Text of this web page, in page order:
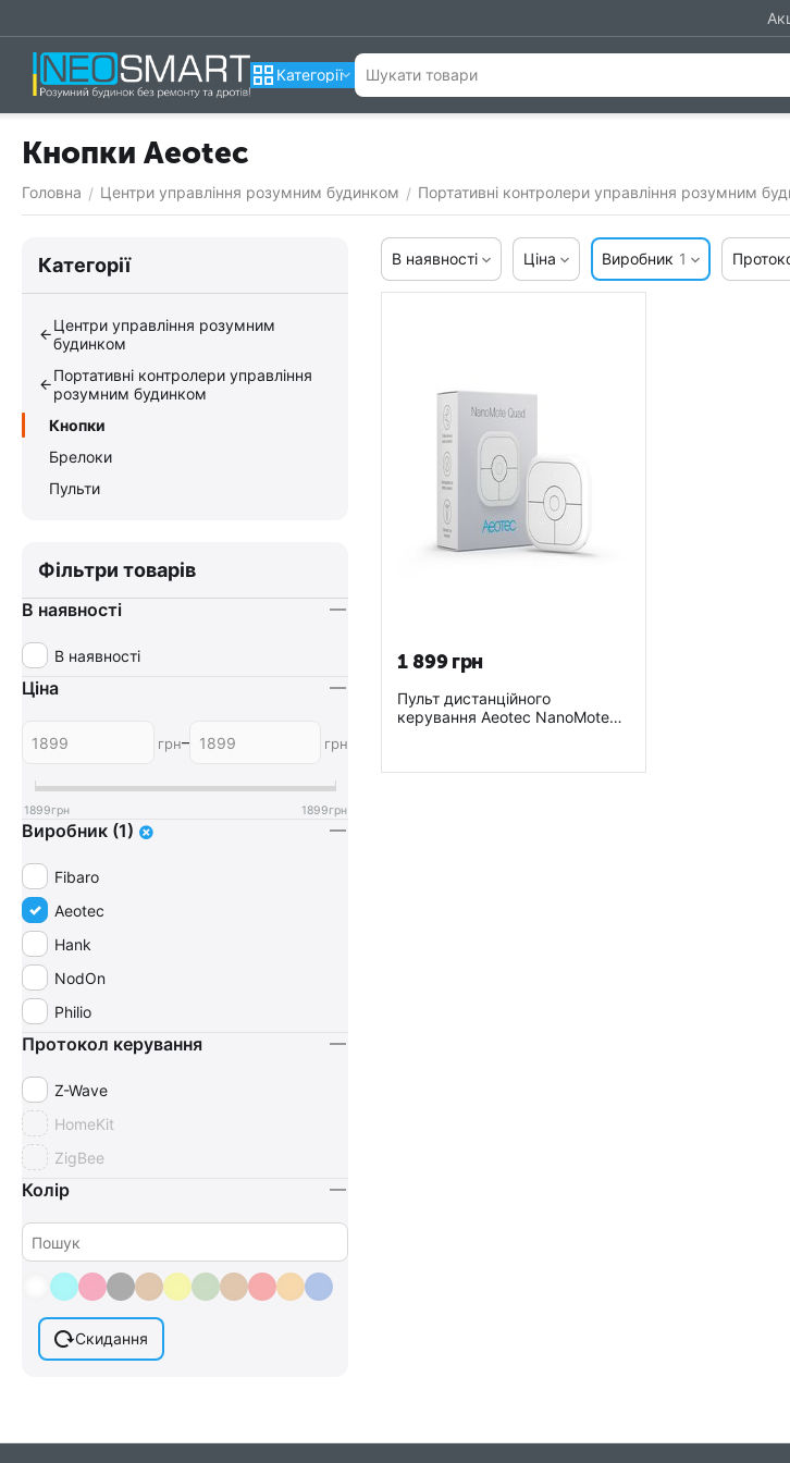
Категорії
Кнопки Aeotec
Головна / Центри управління розумним будинком / Портативні контролери управління розумним
В наявності Ціна Виробник 1
1 899 грн
Пульт дистанційного
керування Aeotec NanoMote
Категорії
Центри управління розумним
будинком
Портативні контролери управління
розумним будинком
Кнопки
Брелоки
Пульти
Фільтри товарів
В наявності
В наявності
Ціна
грн– грн
1899грн 1899грн
Виробник (1)
Fibaro
Aeotec
Hank
NodOn
Philio
Протокол керування
Z-Wave
HomeKit
ZigBee
Колір
Скидання